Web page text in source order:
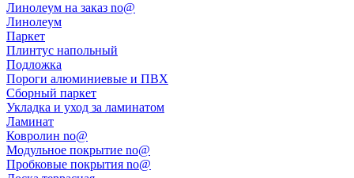
Линолеум на заказ no@
Линолеум
Паркет
Плинтус напольный
Подложка
Пороги алюминиевые и ПВХ
Сборный паркет
Укладка и уход за ламинатом
Ламинат
Ковролин no@
Модульное покрытие no@
Пробковые покрытия no@